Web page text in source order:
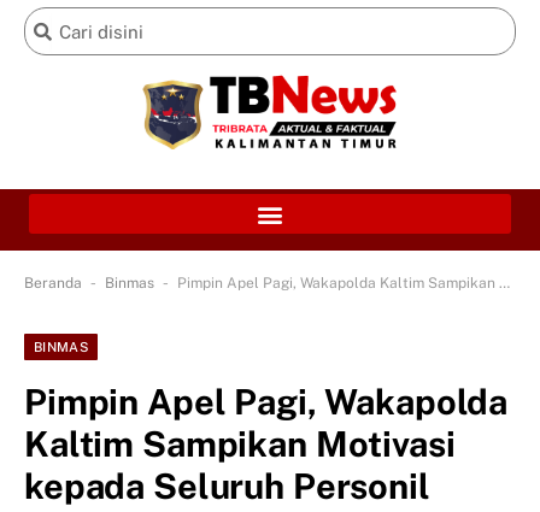
Beranda - Binmas - Pimpin Apel Pagi, Wakapolda Kaltim Sampikan Motivasi kepada Seluruh Personil
BINMAS
Pimpin Apel Pagi, Wakapolda
Kaltim Sampikan Motivasi
kepada Seluruh Personil